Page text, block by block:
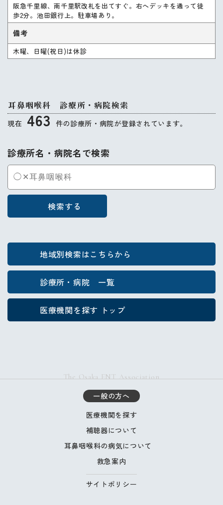
阪急千里線、南千里駅改札を出てすぐ。右へデッキを通って徒
歩2分。池田銀行上。駐車場あり。
備考
木曜、日曜(祝日)は休診
耳鼻咽喉科 診療所・病院検索
現在 463 件の診療所・病院が登録されています。
診療所名・病院名で検索
検索する
地域別検索はこちらから
診療所・病院 一覧
医療機関を探す トップ
The Osaka ENT Association
一般の方へ
医療機関を探す
補聴器について
耳鼻咽喉科の病気について
救急案内
サイトポリシー